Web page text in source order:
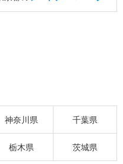
神奈川県 千葉県
栃木県 茨城県